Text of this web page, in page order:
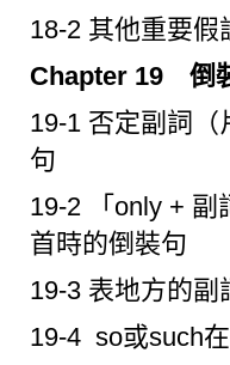
18-2 其他重要假
Chapter 19 倒
19-1 否定副詞（
句
19-2 「only + 副
首時的倒裝句
19-3 表地方的副
19-4 so或such